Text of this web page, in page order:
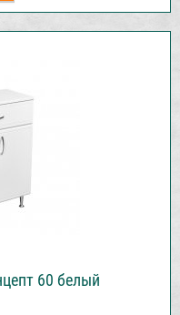
60 белый